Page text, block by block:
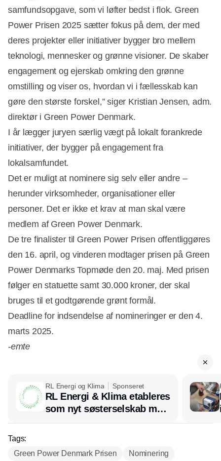
samfundsopgave, som vi løfter bedst i flok. Green
Power Prisen 2025 sætter fokus på dem, der med
deres projekter eller initiativer bygger bro mellem
teknologi, mennesker og grønne visioner. De skaber
engagement og ejerskab omkring den grønne
omstilling og viser os, hvordan vi i fællesskab kan
gøre den største forskel,” siger Kristian Jensen, adm.
direktør i Green Power Denmark.
I år lægger juryen særlig vægt på lokalt forankrede
initiativer, der bygger på engagement fra
lokalsamfundet.
Det er muligt at nominere sig selv eller andre –
herunder virksomheder, organisationer eller
personer. Det er ikke et krav at man skal være
medlem af Green Power Denmark.
De tre finalister til Green Power Prisen offentliggøres
den 16. april, og vinderen modtager prisen på Green
Power Denmarks Topmøde den 20. maj. Med prisen
følger en statuette samt 30.000 kroner, der skal
bruges til et godtgørende grønt formål.
Deadline for indsendelse af nomineringer er den 4.
marts 2025.
-emte
RL Energi og Klima Sponseret
RL Energi & Klima etableres
som nyt søsterselskab med
afsæt i RL Ventilation
Tags:
Green Power Denmark Prisen
Nominering